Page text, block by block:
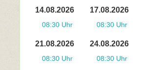
14.08.2026
08:30 Uhr
17.08.2026
08:30 Uhr
21.08.2026
08:30 Uhr
24.08.2026
08:30 Uhr